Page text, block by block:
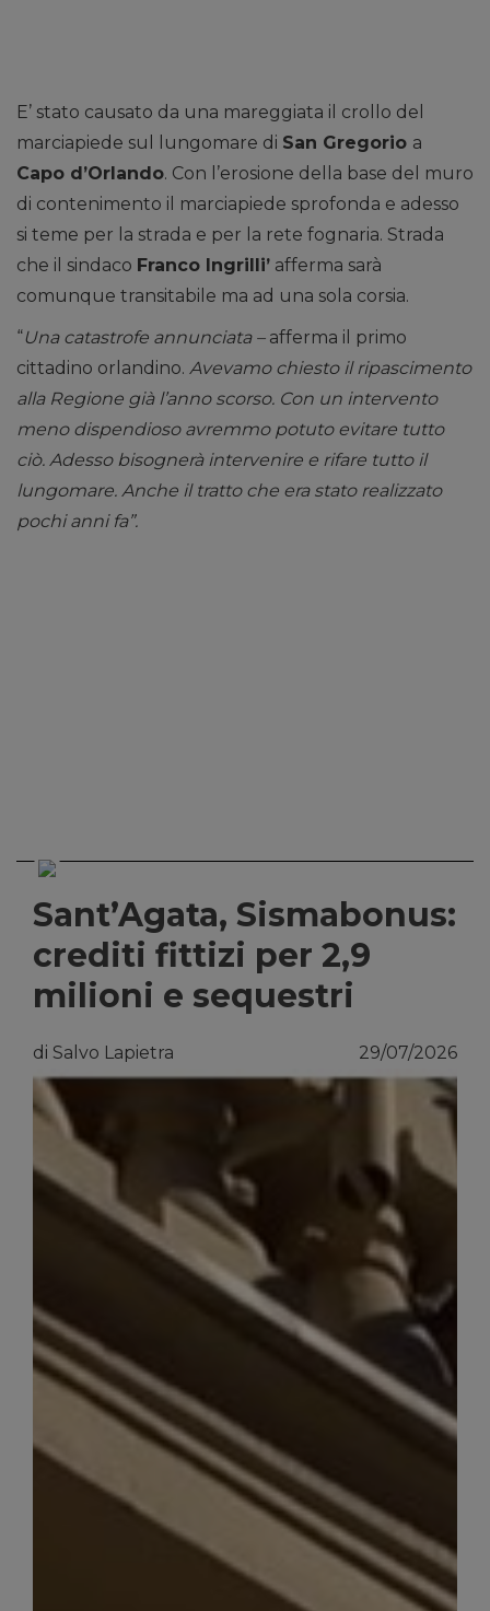
E’ stato causato da una mareggiata il crollo del
marciapiede sul lungomare di San Gregorio a
Capo d’Orlando. Con l’erosione della base del muro
di contenimento il marciapiede sprofonda e adesso
si teme per la strada e per la rete fognaria. Strada
che il sindaco Franco Ingrilli’ afferma sarà
comunque transitabile ma ad una sola corsia.
“Una catastrofe annunciata – afferma il primo
cittadino orlandino. Avevamo chiesto il ripascimento
alla Regione già l’anno scorso. Con un intervento
meno dispendioso avremmo potuto evitare tutto
ciò. Adesso bisognerà intervenire e rifare tutto il
lungomare. Anche il tratto che era stato realizzato
pochi anni fa”.
Sant’Agata, Sismabonus:
crediti fittizi per 2,9
milioni e sequestri
di Salvo Lapietra 29/07/2026